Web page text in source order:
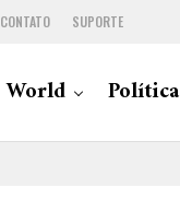
CONTATO SUPORTE
World Política